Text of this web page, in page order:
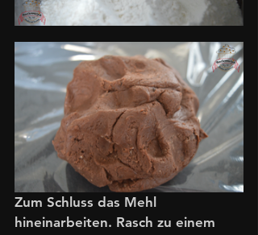
Zum Schluss das Mehl
hineinarbeiten. Rasch zu einem